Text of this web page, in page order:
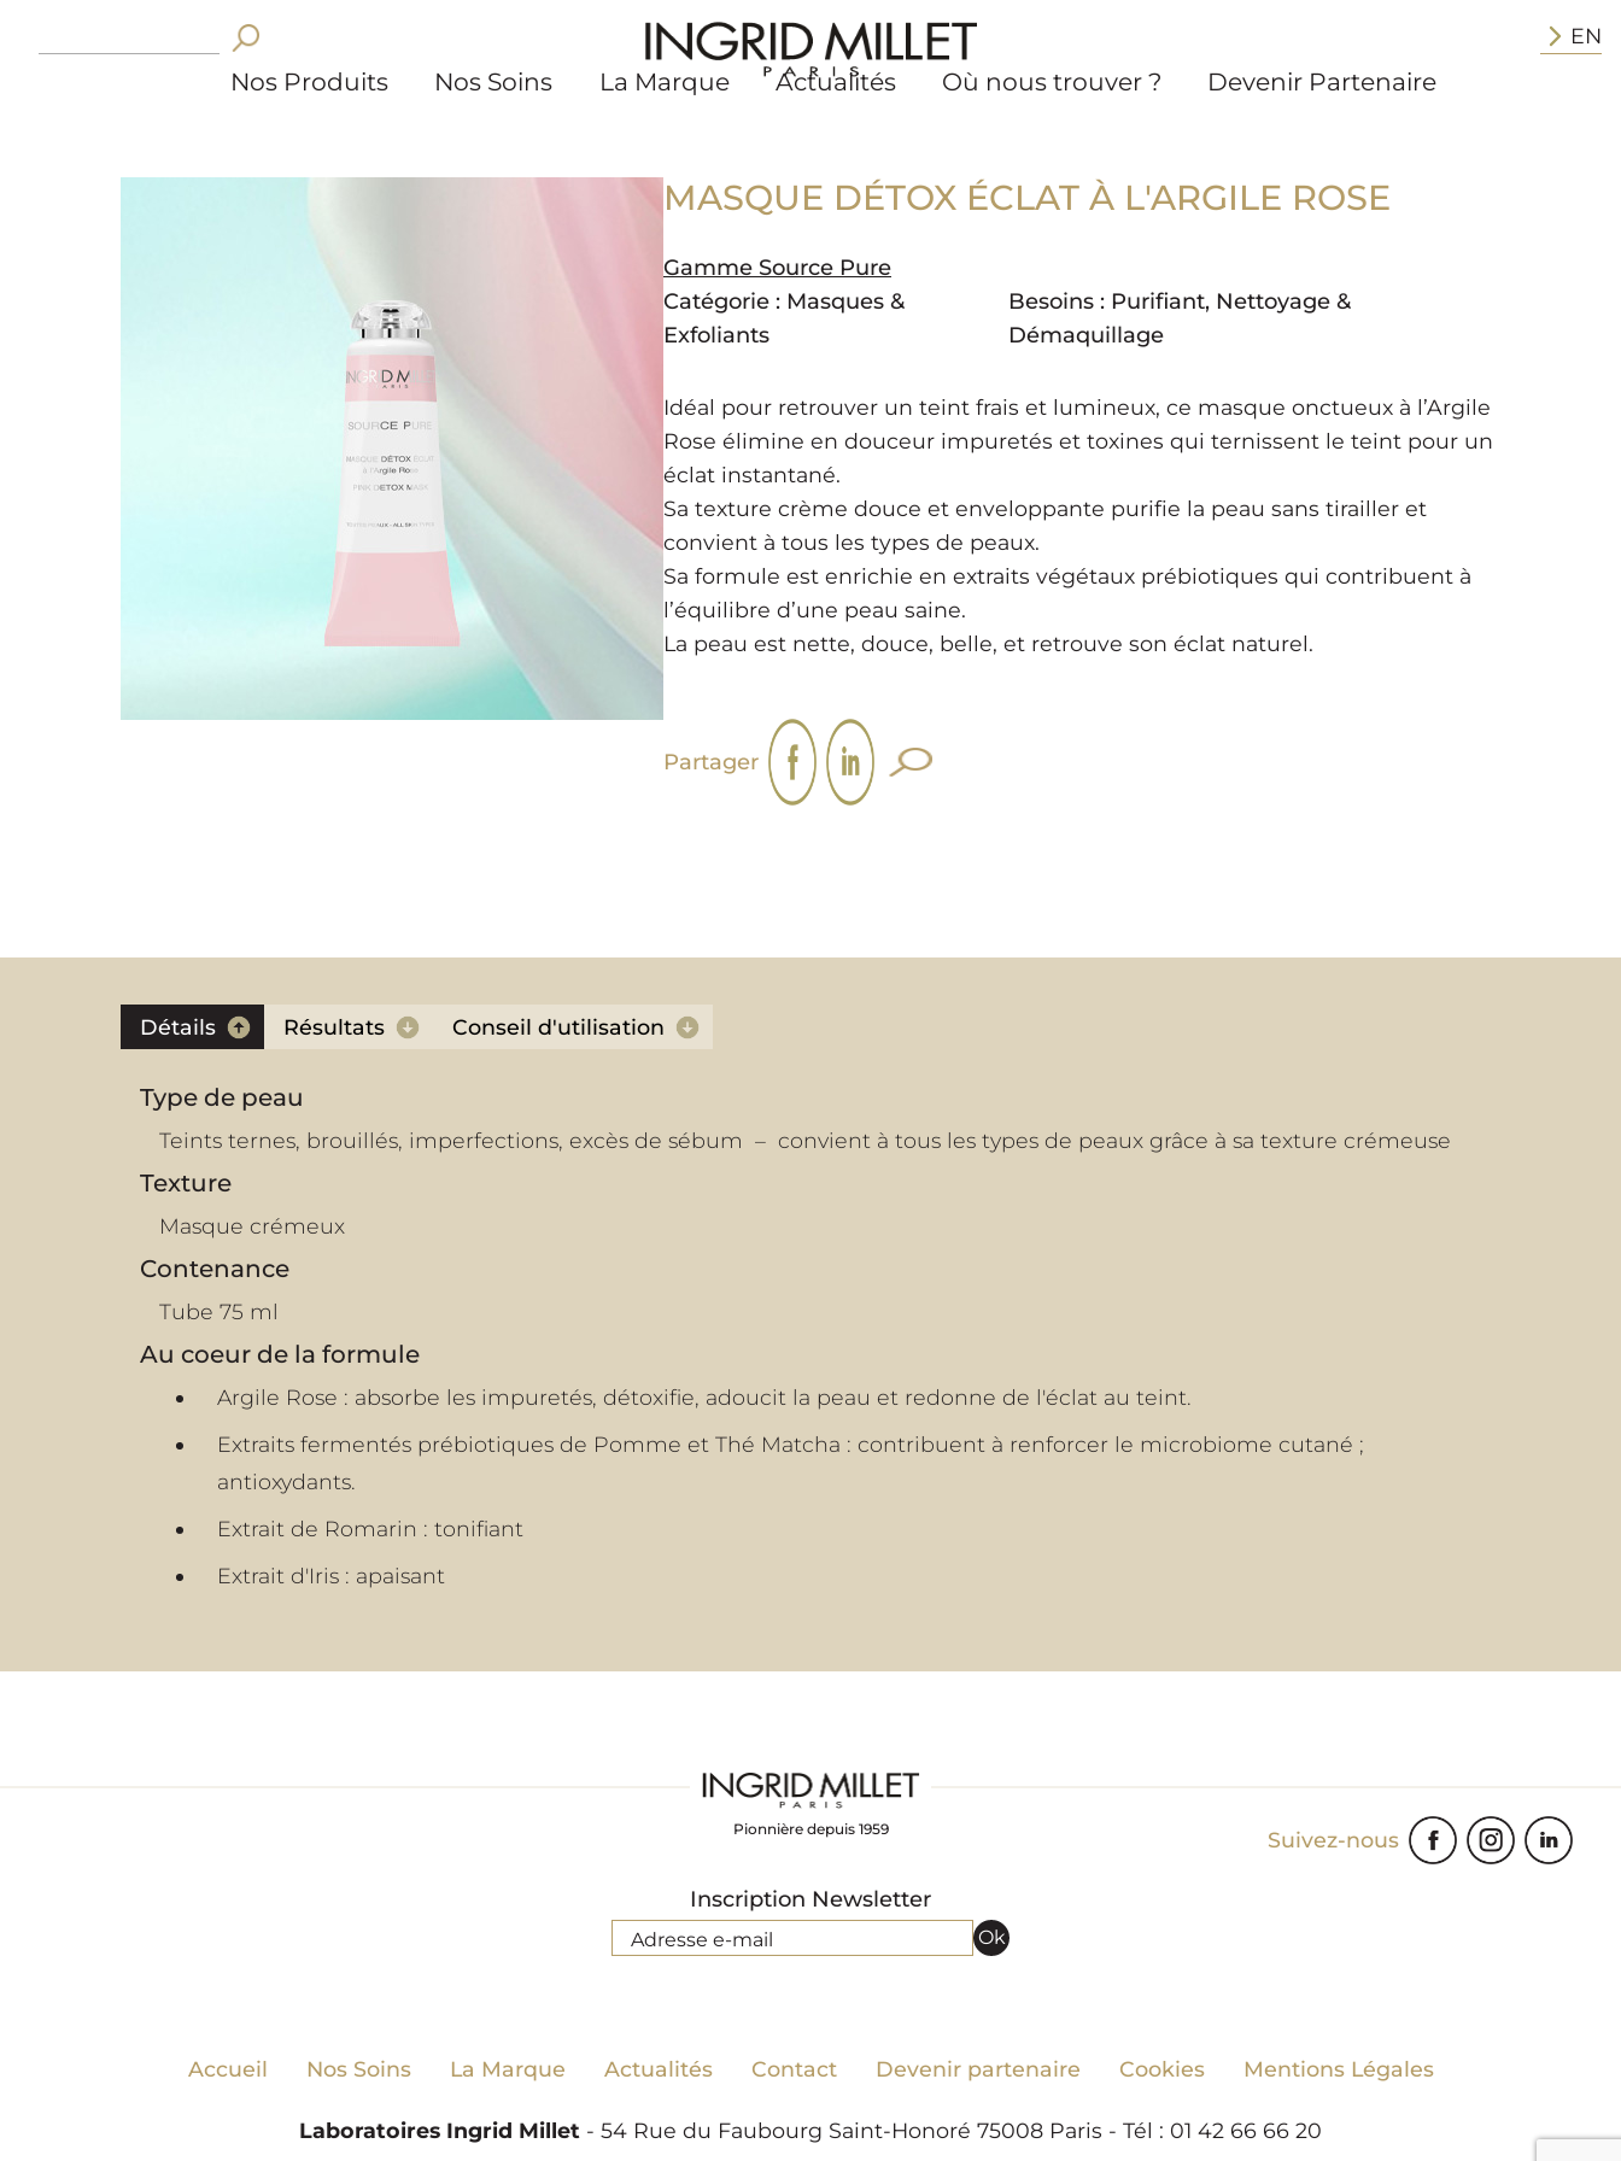
EN
Nos Produits Nos Soins La Marque Actualités Où nous trouver ? Devenir Partenaire
MASQUE DÉTOX ÉCLAT À L'ARGILE ROSE
Gamme Source Pure
Catégorie : Masques &
Exfoliants
Besoins : Purifiant, Nettoyage &
Démaquillage
Idéal pour retrouver un teint frais et lumineux, ce masque onctueux à l’Argile
Rose élimine en douceur impuretés et toxines qui ternissent le teint pour un
éclat instantané.
Sa texture crème douce et enveloppante purifie la peau sans tirailler et
convient à tous les types de peaux.
Sa formule est enrichie en extraits végétaux prébiotiques qui contribuent à
l’équilibre d’une peau saine.
La peau est nette, douce, belle, et retrouve son éclat naturel.
Partager
Détails Résultats Conseil d'utilisation
Type de peau
Teints ternes, brouillés, imperfections, excès de sébum – convient à tous les types de peaux grâce à sa texture crémeuse
Texture
Masque crémeux
Contenance
Tube 75 ml
Au coeur de la formule
Argile Rose : absorbe les impuretés, détoxifie, adoucit la peau et redonne de l'éclat au teint.
Extraits fermentés prébiotiques de Pomme et Thé Matcha : contribuent à renforcer le microbiome cutané ;
antioxydants.
Extrait de Romarin : tonifiant
Extrait d'Iris : apaisant
Pionnière depuis 1959
Inscription Newsletter
Adresse e-mail Ok
Suivez-nous
Accueil Nos Soins La Marque Actualités Contact Devenir partenaire Cookies Mentions Légales
Laboratoires Ingrid Millet - 54 Rue du Faubourg Saint-Honoré 75008 Paris - Tél : 01 42 66 66 20